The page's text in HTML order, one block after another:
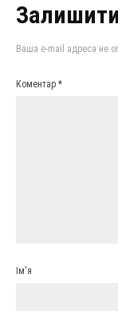
Ваша e-mail адреса не
Коментар *
Ім'я